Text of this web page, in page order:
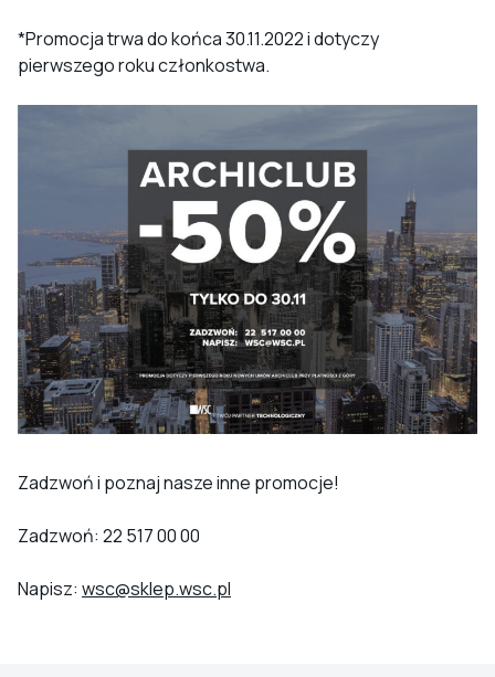
*Promocja trwa do końca 30.11.2022 i dotyczy
pierwszego roku członkostwa.
Zadzwoń i poznaj nasze inne promocje!
Zadzwoń: 22 517 00 00
Napisz: wsc@sklep.wsc.pl